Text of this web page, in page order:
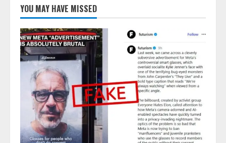
YOU MAY HAVE MISSED